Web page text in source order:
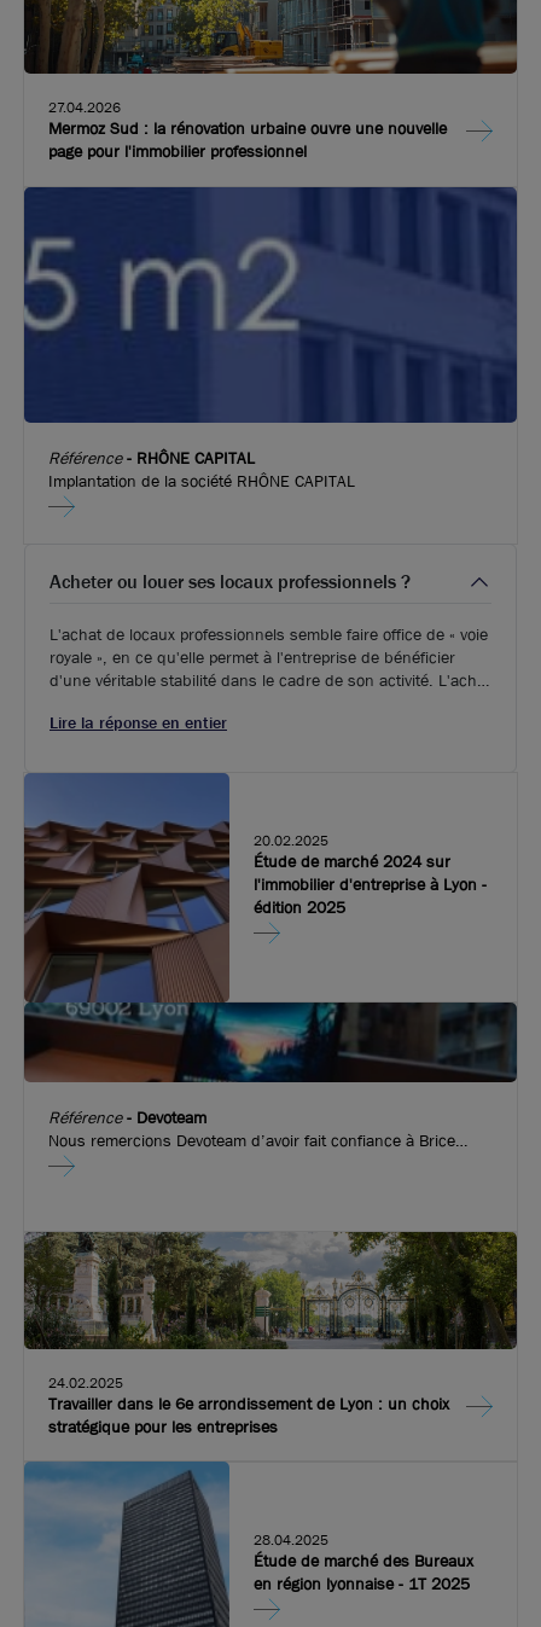
27.04.2026
Mermoz Sud : la rénovation urbaine ouvre une nouvelle
page pour l'immobilier professionnel
Référence- RHÔNE CAPITAL
Implantation de la société RHÔNE CAPITAL
Acheter ou louer ses locaux professionnels ?
L'achat de locaux professionnels semble faire office de « voie
royale », en ce qu'elle permet à l'entreprise de bénéficier
d'une véritable stabilité dans le cadre de son activité. L'achat
d'éliminer les frais de location qui peuvent de surcroît varier.
Lire la réponse en entier
20.02.2025
Étude de marché 2024 sur
l'immobilier d'entreprise à Lyon -
édition 2025
Référence- Devoteam
Nous remercions Devoteam d’avoir fait confiance à Brice
Robert Arthur Loyd pour l’implantation de leurs nouveaux
performances des entreprises en accompagnant l’adoption
des usages digitaux et en construisant des infrastructures à
la pointe de la technologie. Devoteam a ouvert ses portes sur
les quais de Perrache.
24.02.2025
Travailler dans le 6e arrondissement de Lyon : un choix
stratégique pour les entreprises
28.04.2025
Étude de marché des Bureaux
en région lyonnaise - 1T 2025